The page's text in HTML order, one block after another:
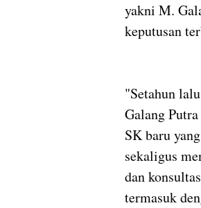
yakni M.
keputusan
"Setahun
Galang
SK baru
sekaligus
dan
termasuk